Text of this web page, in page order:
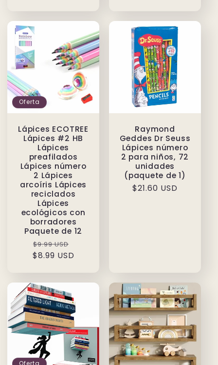
Oferta
Lápices ECOTREE
Lápices #2 HB
Lápices
preafilados
Lápices número
2 Lápices
arcoíris Lápices
reciclados
Lápices
ecológicos con
borradores
Paquete de 12
Precio
habitual
$9.99 USD
$8.99 USD
Raymond
Geddes Dr Seuss
Lápices número
2 para niños, 72
unidades
(paquete de 1)
Precio
$21.60 USD
Oferta